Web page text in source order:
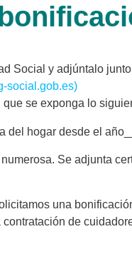
Social y adjúntalo
social.gob.es)
se exponga lo
del hogar desde el
Se adjunta
una
de